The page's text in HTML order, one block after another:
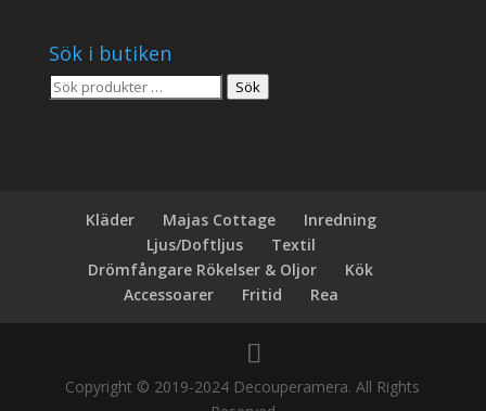
Sök i butiken
Sök
Sök
Kläder Majas Cottage
Inredning
Ljus/Doftljus
Textil
Drömfångare Rökelser & Oljor
Kök
Accessoarer
Fritid Rea
Copyright © 2019-2024 Decouperamera. All Rights